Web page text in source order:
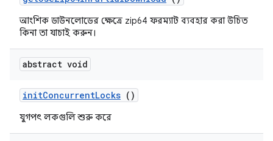
আংশিক ডাউনলোডের ক্ষেত্রে zip64 ফরম্যাট ব্যবহার করা উচিত
কিনা তা যাচাই করুন।
abstract void
initConcurrentLocks ()
যুগপৎ লকগুলি শুরু করে